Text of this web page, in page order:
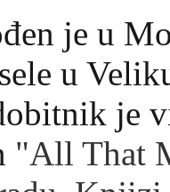
je u
u
je
"All That